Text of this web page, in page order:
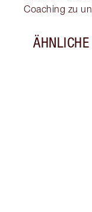
Coaching zu